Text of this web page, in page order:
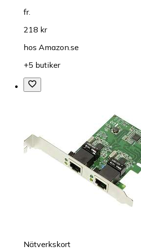
fr.
218 kr
hos Amazon.se
+5 butiker
Nätverkskort